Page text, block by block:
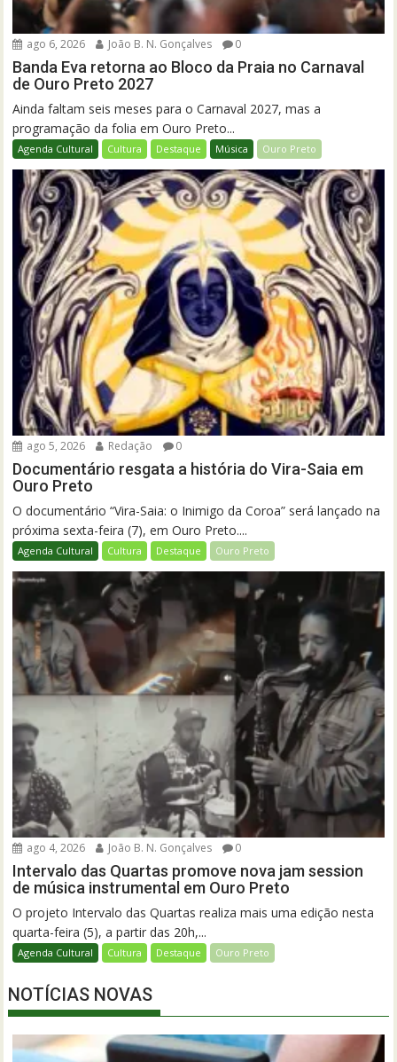
ago 6, 2026 João B. N. Gonçalves 0
Banda Eva retorna ao Bloco da Praia no Carnaval
de Ouro Preto 2027
Ainda faltam seis meses para o Carnaval 2027, mas a
programação da folia em Ouro Preto...
Agenda Cultural Cultura Destaque Música Ouro Preto
ago 5, 2026 Redação 0
Documentário resgata a história do Vira-Saia em
Ouro Preto
O documentário “Vira-Saia: o Inimigo da Coroa” será lançado na
próxima sexta-feira (7), em Ouro Preto....
Agenda Cultural Cultura Destaque Ouro Preto
ago 4, 2026 João B. N. Gonçalves 0
Intervalo das Quartas promove nova jam session
de música instrumental em Ouro Preto
O projeto Intervalo das Quartas realiza mais uma edição nesta
quarta-feira (5), a partir das 20h,...
Agenda Cultural Cultura Destaque Ouro Preto
NOTÍCIAS NOVAS